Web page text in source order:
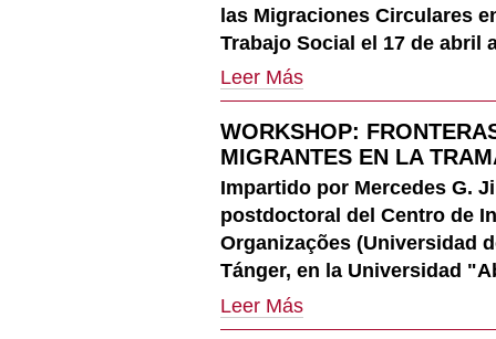
Ampliado
plazo
de
presentación
comunicaciones
hasta
el
31
de
mayo
de
2013
las Migraciones Circulares
Trabajo Social el 17 de abril
Seminario
Migraciones
en
España:
sombras
y
sendas
futuras
(17
abril,
17h.)
Leer Más
WORKSHOP:
MIGRANTES EN LA
Impartido por Mercedes G.
postdoctoral del Centro de
Organizações (Universidad
Tánger, en la Universidad
WORKSHOP:
FRONTERAS,
Leer Más